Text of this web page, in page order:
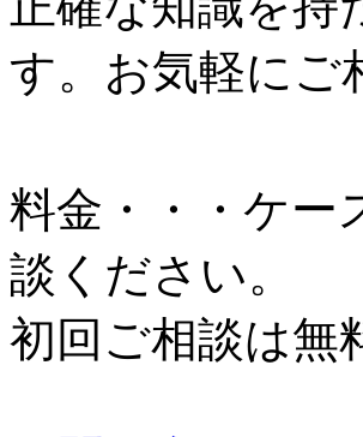
す。お気軽にご
料金・・・ケー
談ください。
初回ご相談は無